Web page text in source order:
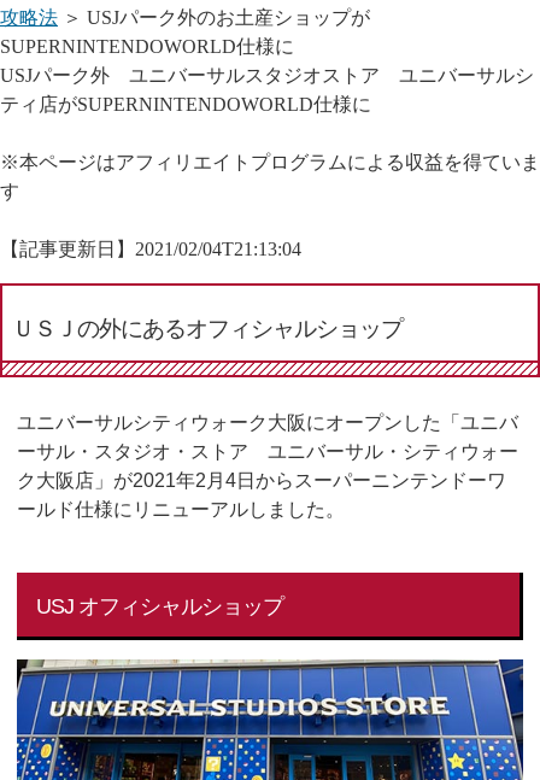
攻略法 ＞ USJパーク外のお土産ショップが
SUPERNINTENDOWORLD仕様に
USJパーク外 ユニバーサルスタジオストア ユニバーサルシ
ティ店がSUPERNINTENDOWORLD仕様に
※本ページはアフィリエイトプログラムによる収益を得ていま
す
【記事更新日】 2021/02/04T21:13:04
ＵＳＪの外にあるオフィシャルショップ
ユニバーサルシティウォーク大阪にオープンした「ユニバ
ーサル・スタジオ・ストア ユニバーサル・シティウォー
ク大阪店」が2021年2月4日からスーパーニンテンドーワ
ールド仕様にリニューアルしました。
USJ オフィシャルショップ